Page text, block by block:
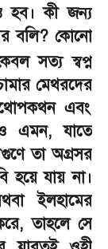
হব। কী জন্য
বলি? কোনো
সত্য স্বপ্ন
মেথরদের
এবং
এমন,যাতে
তা অগ্রসর
হয়ে যায় না।
ইলহামের
,তাহলে সে